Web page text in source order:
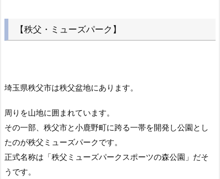
【秩父・ミューズパーク】
埼玉県秩父市は秩父盆地にあります。
周りを山地に囲まれています。
その一部、秩父市と小鹿野町に跨る一帯を開発し公園とし
たのが秩父ミューズパークです。
正式名称は「秩父ミューズパークスポーツの森公園」だそ
うです。